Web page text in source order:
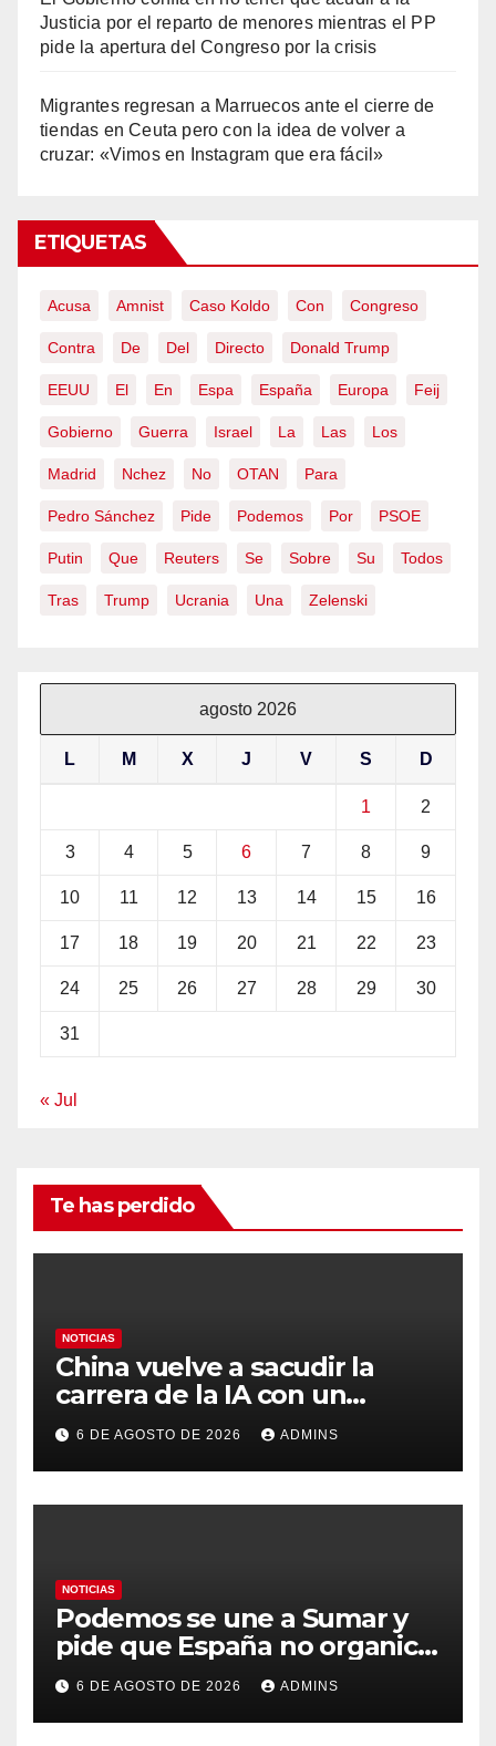
Justicia por el reparto de menores mientras el PP
pide la apertura del Congreso por la crisis
Migrantes regresan a Marruecos ante el cierre de
tiendas en Ceuta pero con la idea de volver a
cruzar: «Vimos en Instagram que era fácil»
ETIQUETAS
Acusa Amnist Caso Koldo Con Congreso
Contra De Del Directo Donald Trump
EEUU El En Espa España Europa Feij
Gobierno Guerra Israel La Las Los
Madrid Nchez No OTAN Para
Pedro Sánchez Pide Podemos Por PSOE
Putin Que Reuters Se Sobre Su Todos
Tras Trump Ucrania Una Zelenski
agosto 2026
L M X J V S D
1 2
3 4 5 6 7 8 9
10 11 12 13 14 15 16
17 18 19 20 21 22 23
24 25 26 27 28 29 30
31
« Jul
Te has perdido
NOTICIAS
China vuelve a sacudir la
carrera de la IA con un
modelo capaz de trabajar
durante días sin intervención
humana
6 DE AGOSTO DE 2026 ADMINS
NOTICIAS
Podemos se une a Sumar y
pide que España no organice
el Mundial 2030 con
Marruecos por «atentar
contra la soberanía nacional»
6 DE AGOSTO DE 2026 ADMINS